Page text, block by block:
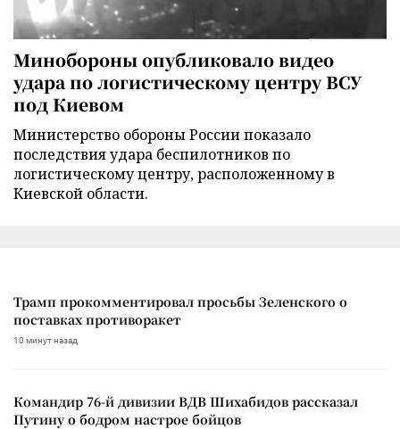
Минобороны опубликовало видео
удара по логистическому центру ВСУ
под Киевом
Министерство обороны России показало
последствия удара беспилотников по
логистическому центру, расположенному в
Киевской области.
Трамп прокомментировал просьбы Зеленского о
поставках противоракет
10 минут назад
Командир 76-й дивизии ВДВ Шихабидов рассказал
Путину о бодром настрое бойцов